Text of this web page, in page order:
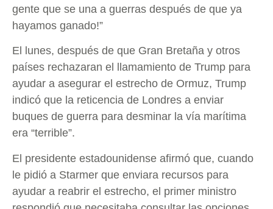
gente que se una a guerras después de que ya
hayamos ganado!”
El lunes, después de que Gran Bretaña y otros
países rechazaran el llamamiento de Trump para
ayudar a asegurar el estrecho de Ormuz, Trump
indicó que la reticencia de Londres a enviar
buques de guerra para desminar la vía marítima
era “terrible”.
El presidente estadounidense afirmó que, cuando
le pidió a Starmer que enviara recursos para
ayudar a reabrir el estrecho, el primer ministro